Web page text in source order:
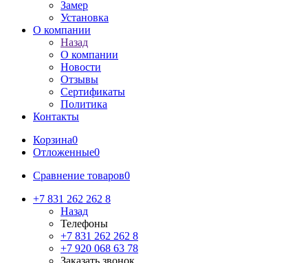
Замер
Установка
О компании
Назад
О компании
Новости
Отзывы
Сертификаты
Политика
Контакты
Корзина0
Отложенные0
Сравнение товаров0
+7 831 262 262 8
Назад
Телефоны
+7 831 262 262 8
+7 920 068 63 78
Заказать звонок